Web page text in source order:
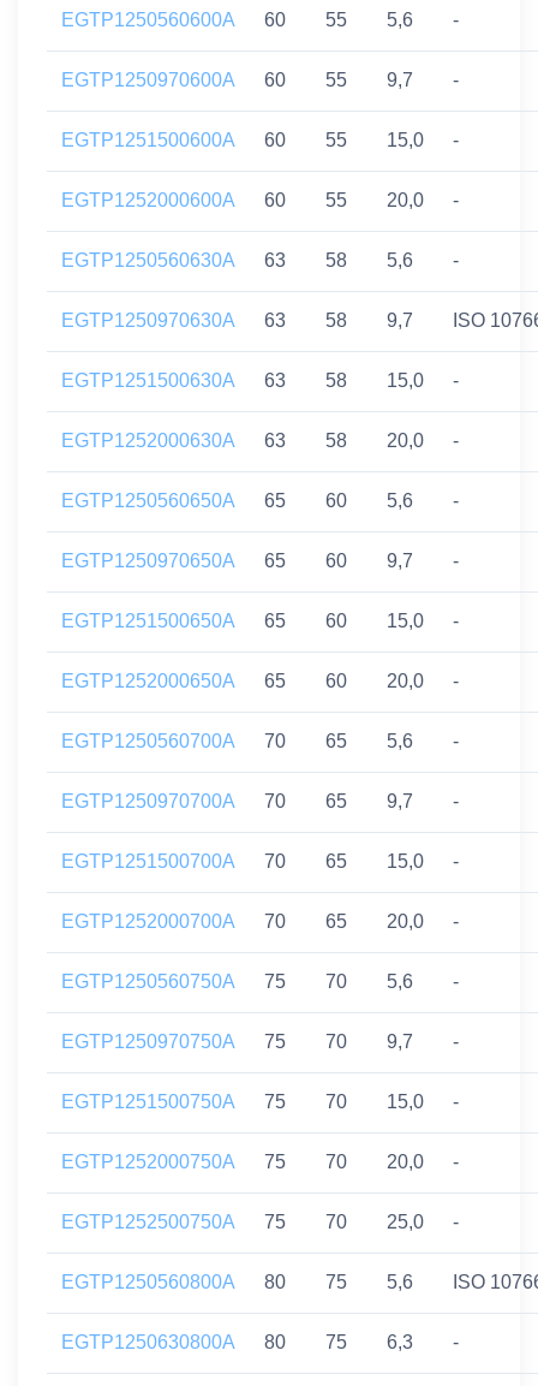
EGTP1250560600A 60 55 5,6 -
EGTP1250970600A 60 55 9,7 -
EGTP1251500600A 60 55 15,0 -
EGTP1252000600A 60 55 20,0 -
EGTP1250560630A 63 58 5,6 -
EGTP1250970630A 63 58 9,7 ISO
EGTP1251500630A 63 58 15,0 -
EGTP1252000630A 63 58 20,0 -
EGTP1250560650A 65 60 5,6 -
EGTP1250970650A 65 60 9,7 -
EGTP1251500650A 65 60 15,0 -
EGTP1252000650A 65 60 20,0 -
EGTP1250560700A 70 65 5,6 -
EGTP1250970700A 70 65 9,7 -
EGTP1251500700A 70 65 15,0 -
EGTP1252000700A 70 65 20,0 -
EGTP1250560750A 75 70 5,6 -
EGTP1250970750A 75 70 9,7 -
EGTP1251500750A 75 70 15,0 -
EGTP1252000750A 75 70 20,0 -
EGTP1252500750A 75 70 25,0 -
EGTP1250560800A 80 75 5,6 ISO
EGTP1250630800A 80 75 6,3 -